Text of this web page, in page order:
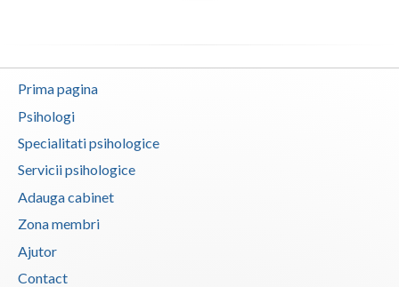
Prima pagina
Psihologi
Specialitati psihologice
Servicii psihologice
Adauga cabinet
Zona membri
Ajutor
Contact